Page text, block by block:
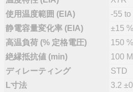
使用温度範囲 (EIA)
-55
静電容量変化率 (EIA)
±15 %
高温負荷 (% 定格電圧)
150 %
絶縁抵抗値 (min)
100
ディレーティング
STD
L寸法
3.2